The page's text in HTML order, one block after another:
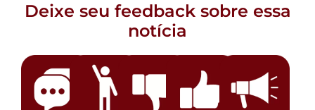
Deixe seu feedback sobre essa
notícia